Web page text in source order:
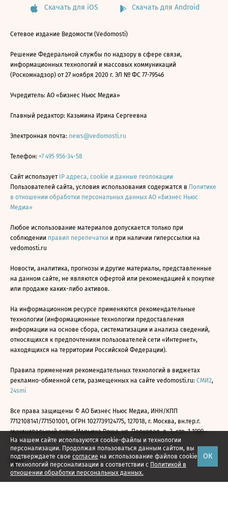
На нашем сайте используются cookie-файлы и технологии
персонализации. Продолжая пользоваться данным сайтом, вы
подтверждаете свое согласие на использование файлов cookie
и технологий персонализации в соответствии с Политикой в
отношении обработки персональных данных.
ОК
Скачать для iOS Скачать для Android
Сетевое издание Ведомости (Vedomosti)
Решение Федеральной службы по надзору в сфере связи,
информационных технологий и массовых коммуникаций
(Роскомнадзор) от 27 ноября 2020 г. ЭЛ № ФС 77-79546
Учредитель: АО «Бизнес Ньюс Медиа»
Главный редактор: Казьмина Ирина Сергеевна
Электронная почта: news@vedomosti.ru
Телефон: +7 495 956-34-58
Сайт использует IP адреса, cookie и данные геолокации
Пользователей сайта, условия использования содержатся в Политике
в отношении обработки персональных данных АО «Бизнес Ньюс
Медиа»
Любое использование материалов допускается только при
соблюдении правил перепечатки и при наличии гиперссылки на
vedomosti.ru
Новости, аналитика, прогнозы и другие материалы, представленные
на данном сайте, не являются офертой или рекомендацией к покупке
или продаже каких-либо активов.
На информационном ресурсе применяются рекомендательные
технологии (информационные технологии предоставления
информации на основе сбора, систематизации и анализа сведений,
относящихся к предпочтениям пользователей сети «Интернет»,
находящихся на территории Российской Федерации).
Правила применения рекомендательных технологий в виджетах
рекламно-обменной сети, размещенных на сайте vedomosti.ru: СМИ2,
24smi
Все права защищены © АО Бизнес Ньюс Медиа, ИНН/КПП
7712108141/771501001, ОГРН 1027739124775, 127018, г. Москва, вн.тер.г.
муниципальный округ Марьина Роща, ул. Полковая, д. 3, стр. 1 1999—
2026